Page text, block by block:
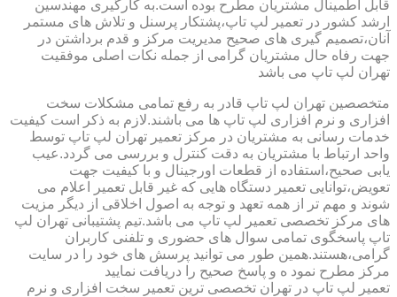
قابل اطمینال مشتریان مطرح بوده است.به کارگیری مهندسین
ارشد کشور در تعمیر لپ تاپ،پشتکار پرسنل و تلاش های مستمر
آنان،تصمیم گیری های صحیح مدیریت مرکز و قدم برداشتن در
جهت رفاه حال مشتریان گرامی از جمله نکات اصلی موفقیت
تهران لپ تاپ می باشد
متخصصین تهران لپ تاپ قادر به رفع تمامی مشکلات سخت
افزاری و نرم افزاری لپ تاپ ها می باشند.لازم به ذکر است کیفیت
خدمات رسانی به مشتریان در مرکز تعمیر تهران لپ تاپ توسط
واحد ارتباط با مشتریان به دقت کنترل و بررسی می گردد.عیب
یابی صحیح،استفاده از قطعات اورجینال و با کیفیت جهت
تعویض،توانایی تعمیر دستگاه هایی که غیر قابل تعمیر اعلام می
شوند و مهم تر از همه تعهد و توجه به اصول اخلاقی از دیگر مزیت
های مرکز تخصصی تعمیر لپ تاپ می باشد.تیم پشتیبانی تهران لپ
تاپ پاسخگوی تمامی سوال های حضوری و تلفنی کاربران
گرامی،هستند.همین طور می توانید پرسش های خود را در سایت
مرکز مطرح نمود ه و پاسخ صحیح را دریافت نمایید
تعمیر لپ تاپ در تهران تخصصی ترین تعمیر سخت افزاری و نرم